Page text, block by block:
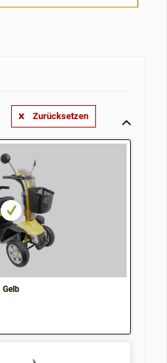
Gelb
Zurücksetzen